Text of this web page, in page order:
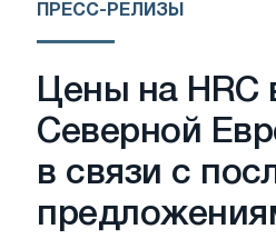
ПРЕСС-РЕЛИЗЫ
Цены на HRC
Северной
в связи с